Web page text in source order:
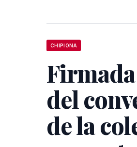
CHIPIONA
del
de la